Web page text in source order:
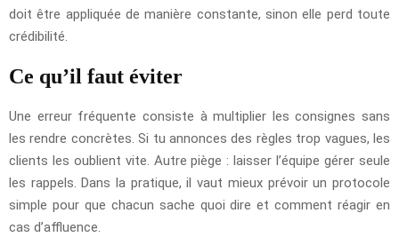
doit être appliquée de manière constante, sinon elle perd toute
crédibilité.
Ce qu’il faut éviter
Une erreur fréquente consiste à multiplier les consignes sans
les rendre concrètes. Si tu annonces des règles trop vagues, les
clients les oublient vite. Autre piège : laisser l’équipe gérer seule
les rappels. Dans la pratique, il vaut mieux prévoir un protocole
simple pour que chacun sache quoi dire et comment réagir en
cas d’affluence.